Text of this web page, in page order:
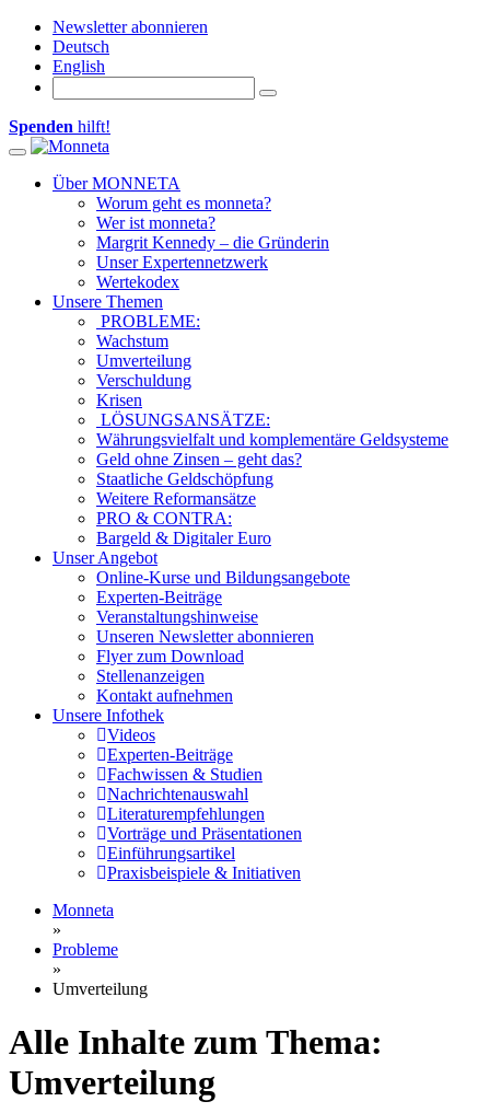
Newsletter abonnieren
Deutsch
English
Spenden hilft!
Toggle navigation
Über MONNETA
Worum geht es monneta?
Wer ist monneta?
Margrit Kennedy – die Gründerin
Unser Expertennetzwerk
Wertekodex
Unsere Themen
PROBLEME:
Wachstum
Umverteilung
Verschuldung
Krisen
LÖSUNGSANSÄTZE:
Währungsvielfalt und komplementäre Geldsysteme
Geld ohne Zinsen – geht das?
Staatliche Geldschöpfung
Weitere Reformansätze
PRO & CONTRA:
Bargeld & Digitaler Euro
Unser Angebot
Online-Kurse und Bildungsangebote
Experten-Beiträge
Veranstaltungshinweise
Unseren Newsletter abonnieren
Flyer zum Download
Stellenanzeigen
Kontakt aufnehmen
Unsere Infothek
Videos
Experten-Beiträge
Fachwissen & Studien
Nachrichtenauswahl
Literaturempfehlungen
Vorträge und Präsentationen
Einführungsartikel
Praxisbeispiele & Initiativen
Monneta
»
Probleme
»
Umverteilung
Alle Inhalte zum Thema:
Umverteilung